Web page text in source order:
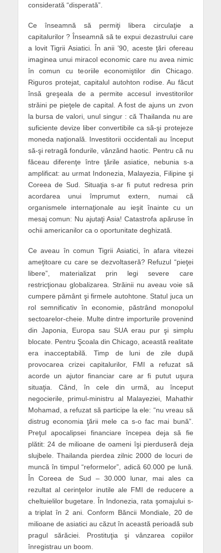
considerată “disperată”.
Ce înseamnă să permiţi libera circulaţie a
capitalurilor ? Înseamnă să te expui dezastrului care
a lovit Tigrii Asiatici. În anii ’90, aceste ţări ofereau
imaginea unui miracol economic care nu avea nimic
în comun cu teoriile economiştilor din Chicago.
Riguros protejat, capitalul autohton rodise. Au făcut
însă greşeala de a permite accesul investitorilor
străini pe pieţele de capital. A fost de ajuns un zvon
la bursa de valori, unul singur : că Thailanda nu are
suficiente devize liber convertibile ca să-şi protejeze
moneda naţională. Investitorii occidentali au început
să-şi retragă fondurile, vânzând haotic. Pentru că nu
făceau diferenţe între ţările asiatice, nebunia s-a
amplificat: au urmat Indonezia, Malayezia, Filipine şi
Coreea de Sud. Situaţia s-ar fi putut redresa prin
acordarea unui împrumut extern, numai că
organismele internaţionale au ieşit înainte cu un
mesaj comun: Nu ajutaţi Asia! Catastrofa apăruse în
ochii americanilor ca o oportunitate deghizată.
Ce aveau în comun Tigrii Asiatici, în afara vitezei
ameţitoare cu care se dezvoltaseră? Refuzul “pieţei
libere”, materializat prin legi severe care
restricţionau globalizarea. Străinii nu aveau voie să
cumpere pământ şi firmele autohtone. Statul juca un
rol semnificativ în economie, păstrând monopolul
sectoarelor-cheie. Multe dintre importurile provenind
din Japonia, Europa sau SUA erau pur şi simplu
blocate. Pentru Şcoala din Chicago, această realitate
era inacceptabilă. Timp de luni de zile după
provocarea crizei capitalurilor, FMI a refuzat să
acorde un ajutor financiar care ar fi putut uşura
situaţia. Când, în cele din urmă, au început
negocierile, primul-ministru al Malayeziei, Mahathir
Mohamad, a refuzat să participe la ele: “nu vreau să
distrug economia ţării mele ca s-o fac mai bună”.
Preţul apocalipsei financiare începea deja să fie
plătit: 24 de milioane de oameni îşi pierduseră deja
slujbele. Thailanda pierdea zilnic 2000 de locuri de
muncă în timpul “reformelor”, adică 60.000 pe lună.
În Coreea de Sud – 30.000 lunar, mai ales ca
rezultat al cerinţelor inutile ale FMI de reducere a
cheltuielilor bugetare. În Indonezia, rata şomajului s-
a triplat în 2 ani. Conform Băncii Mondiale, 20 de
milioane de asiatici au căzut în această perioadă sub
pragul sărăciei. Prostituţia şi vânzarea copiilor
înregistrau un boom.